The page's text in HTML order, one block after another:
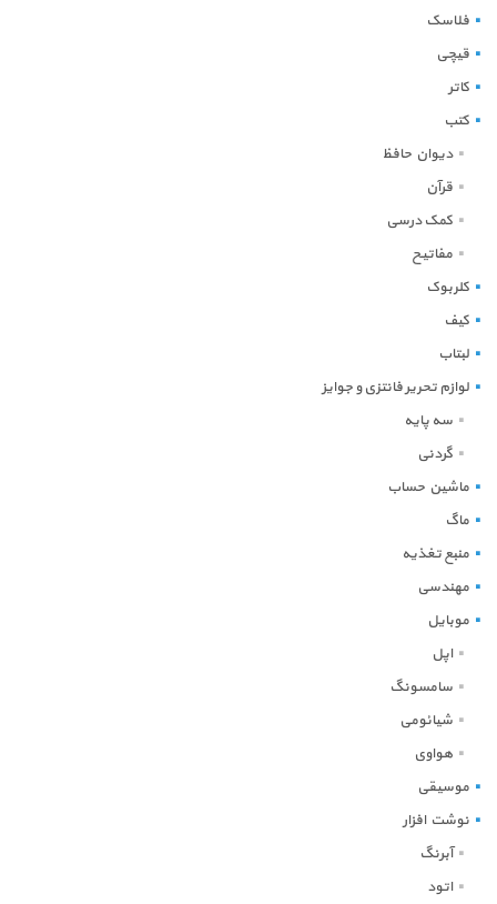
فلاسک
قیچی
کاتر
کتب
دیوان حافظ
قرآن
کمک درسی
مفاتیح
کلربوک
کیف
لبتاب
لوازم تحریر فانتزی و جوایز
سه پایه
گردنی
ماشین حساب
ماگ
منبع تغذیه
مهندسی
موبایل
اپل
سامسونگ
شیائومی
هواوی
موسیقی
نوشت افزار
آبرنگ
اتود